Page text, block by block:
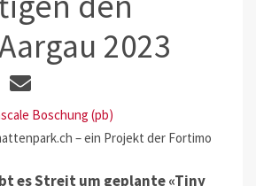
2023
Boschung (pb)
– ein Projekt der Fortimo
es Streit um geplante «Tiny